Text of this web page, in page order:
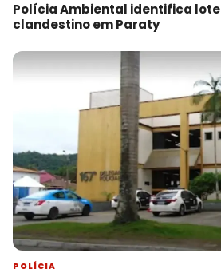
Polícia Ambiental identifica
clandestino em Paraty
POLÍCIA